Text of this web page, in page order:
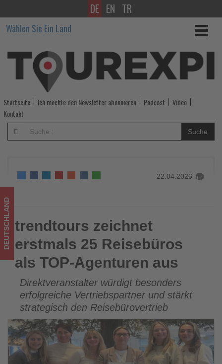
trendtours
zeichnet
erstmals
25
Reisebüros
als
TOP-
aus
-
Wissen,
was
im
Tourismus
los
ist!
DE EN TR
Wählen Sie Ein Land
Startseite Ich möchte den Newsletter abonnieren Podcast
Video
Kontakt
Suche
22.04.2026
trendtours zeichnet erstmals 25 Reisebüros als TOP-
Agenturen aus
DEUTSCHLAND trendtours zeichnet
erstmals 25 Reisebüros
als TOP-Agenturen aus
Direktveranstalter würdigt besonders
erfolgreiche Vertriebspartner und stärkt
strategisch den Reisebürovertrieb